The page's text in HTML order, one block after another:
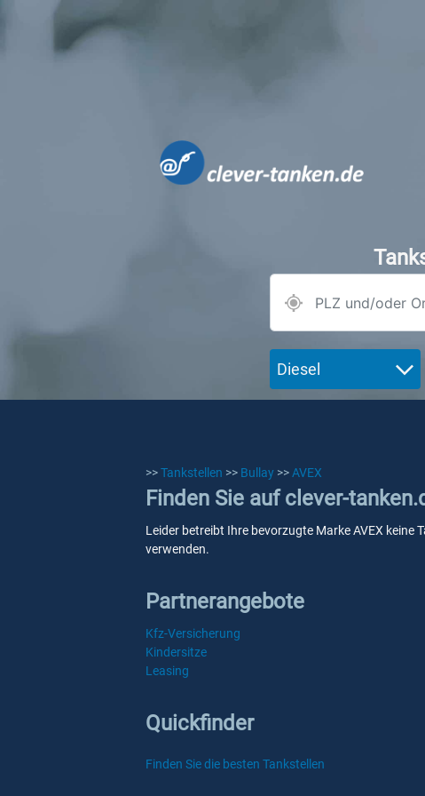
Diesel
>>Tankstellen >> Bullay >>AVEX
Finden Sie auf clever-
Leider betreibt Ihre bevorzugte Marke AVEX keine
verwenden.
Partnerangebote
Kfz-Versicherung
Kindersitze
Leasing
Quickfinder
Finden Sie die besten Tankstellen